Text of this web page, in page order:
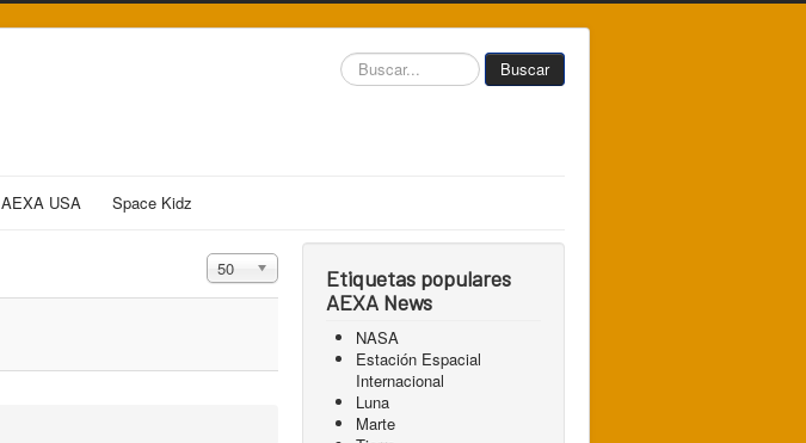
Buscar... Buscar
AEXA USA Space Kidz
Cantidad a mostrar
50
Etiquetas populares
AEXA News
NASA
Estación Espacial
Internacional
Luna
Marte